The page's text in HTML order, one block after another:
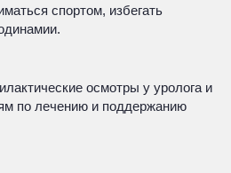
спортом, избегать
осмотры у уролога и
по лечению и поддержанию